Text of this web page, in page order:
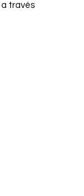
través